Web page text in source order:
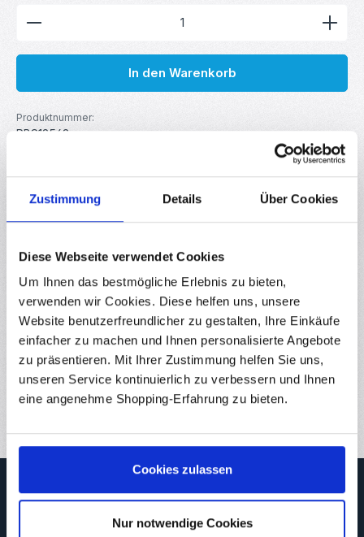
Zustimmung Details Über Cookies
Diese Webseite verwendet Cookies
Um Ihnen das bestmögliche Erlebnis zu bieten,
verwenden wir Cookies. Diese helfen uns, unsere
Website benutzerfreundlicher zu gestalten, Ihre Einkäufe
einfacher zu machen und Ihnen personalisierte Angebote
zu präsentieren. Mit Ihrer Zustimmung helfen Sie uns,
unseren Service kontinuierlich zu verbessern und Ihnen
eine angenehme Shopping-Erfahrung zu bieten.
Cookies zulassen
Nur notwendige Cookies
Produkt Anzahl: Gib den gewünschten Wert ein
In den Warenkorb
Produktnummer:
RBS18563
Hersteller:
MakerMind
Beschreibung
10x Gummi O-Ring 14 x 1.5mm Dichtungsring Rundring Diese
O-Ringe dienen zur zuverlässigen Abdichtung von
Eigenschaften
Downloads
Bewertungen
Newsletter, um rechtzeitig über neue Produkte und Angebote